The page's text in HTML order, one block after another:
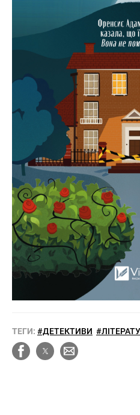
ТЕГИ: #ДЕТЕКТИВИ